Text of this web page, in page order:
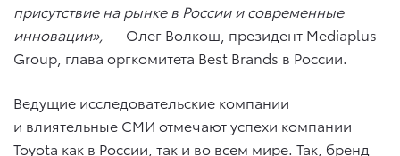
присутствие на рынке в России и современные
инновации», — Олег Волкош, президент Mediaplus
Group, глава оргкомитета Best Brands в России.
Ведущие исследовательские компании
и влиятельные СМИ отмечают успехи компании
Toyota как в России, так и во всем мире. Так, бренд